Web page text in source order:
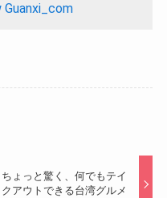
Guanxi_com
ちょっと驚く、何でもテイ
クアウトできる台湾グルメ